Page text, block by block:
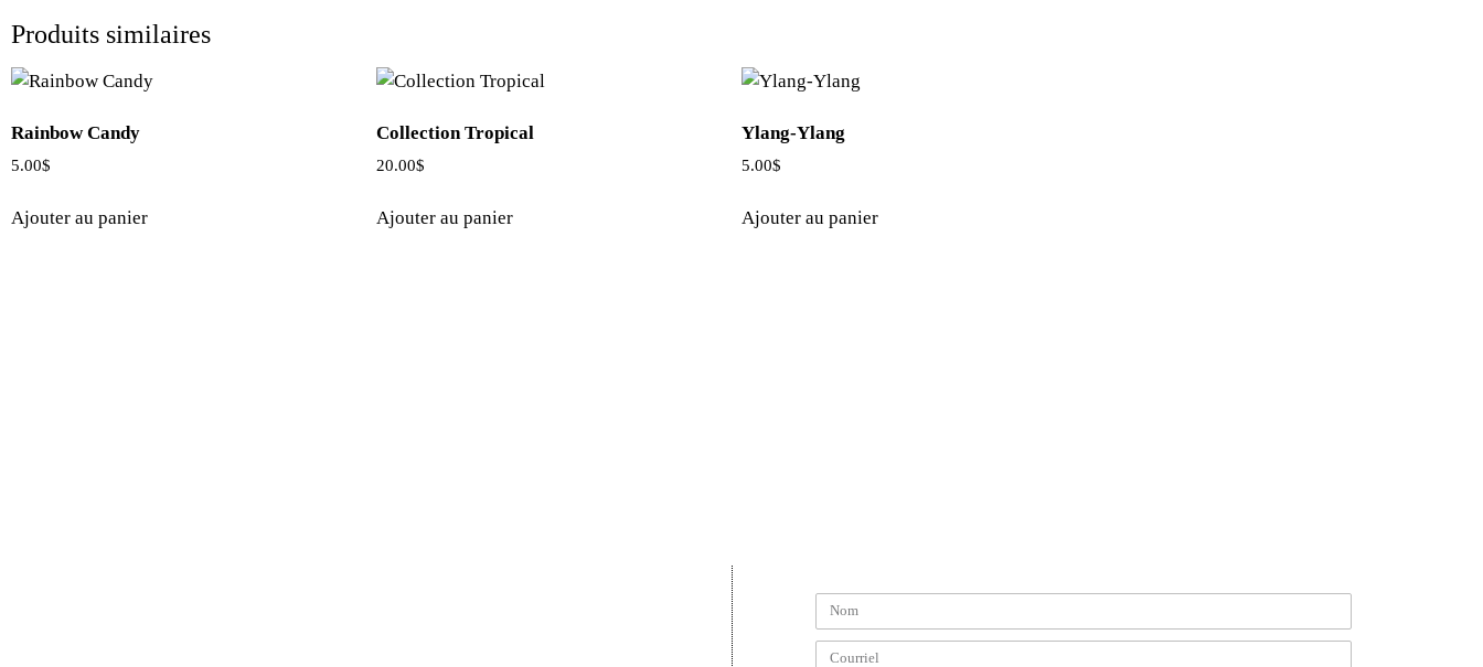
Produits similaires
Rainbow Candy
5.00$
Ajouter au panier
Collection Tropical
20.00$
Ajouter au panier
Ylang-Ylang
5.00$
Ajouter au panier